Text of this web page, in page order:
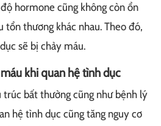
hormone cũng không còn ổn
thương khác nhau. Theo đó,
sẽ bị chảy máu.
khi quan hệ tình dục
trúc bất thường cũng như bệnh lý
hệ tình dục cũng tăng nguy cơ